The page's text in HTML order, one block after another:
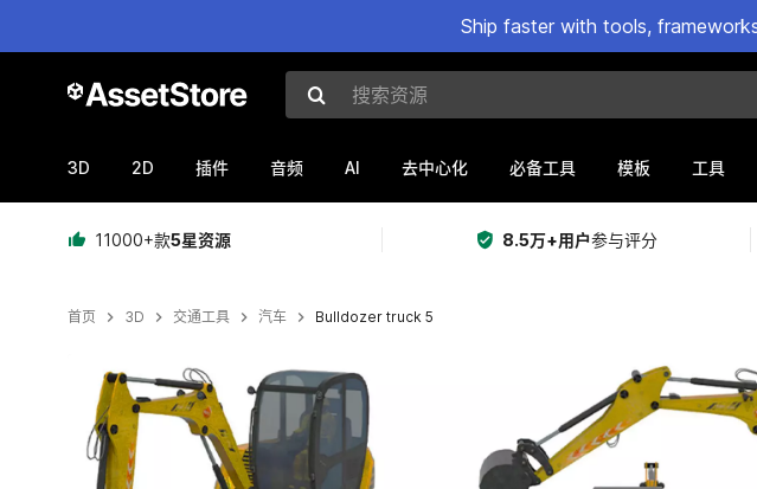
Ship faster with tools,
搜索资源
3D 2D 插件 音频 AI 去中心化 必备工具 模板 工具
11000+款5星资源 8.5万+用户参与评分
首页 3D 交通工具 汽车 Bulldozer truck 5
当前幻灯片：1 / 1